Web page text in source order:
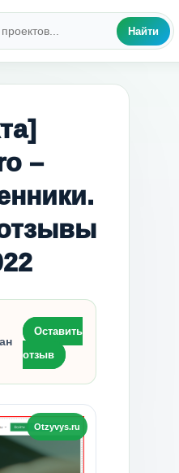
Найти
–
Оставить
отзыв